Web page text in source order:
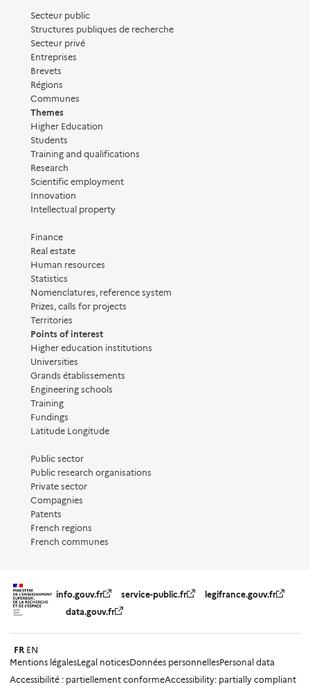
Secteur public
Structures publiques de recherche
Secteur privé
Entreprises
Brevets
Régions
Communes
Themes
Higher Education
Students
Training and qualifications
Research
Scientific employment
Innovation
Intellectual property
Finance
Real estate
Human resources
Statistics
Nomenclatures, reference system
Prizes, calls for projects
Territories
Points of interest
Higher education institutions
Universities
Grands établissements
Engineering schools
Training
Fundings
Latitude Longitude
Public sector
Public research organisations
Private sector
Compagnies
Patents
French regions
French communes
info.gouv.fr service-public.fr
legifrance.gouv.fr
data.gouv.fr
FR EN
Mentions légalesLegal noticesDonnées personnellesPersonal data
Accessibilité : partiellement conformeAccessibility: partially compliant